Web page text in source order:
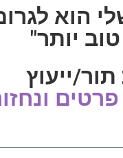
הוא
יותר"
ייעוץ